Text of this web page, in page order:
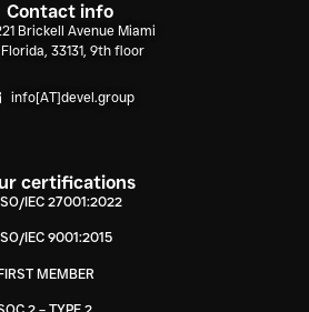
Contact info
Brickell Avenue Miami
Florida, 33131, 9th floor
info[AT]devel.group
certifications
IEC 27001:2022
IEC 9001:2015
MEMBER